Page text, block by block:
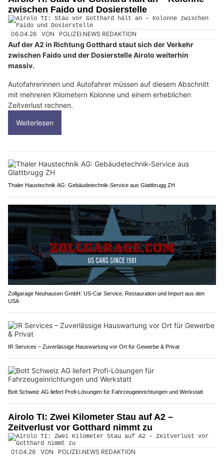
zwischen Faido und Dosierstelle
06.04.26 VON POLIZEI.NEWS REDAKTION
Auf der A2 in Richtung Gotthard staut sich der Verkehr
zwischen Faido und der Dosierstelle Airolo weiterhin
massiv.
Autofahrerinnen und Autofahrer müssen auf diesem Abschnitt
mit mehreren Kilometern Kolonne und einem erheblichen
Zeitverlust rechnen.
Weiterlesen
Thaler Haustechnik AG: Gebäudetechnik-Service aus Glattbrugg ZH
Zollgarage Neuhausen GmbH: US-Car Service, Restauration und Import aus den
USA
IR Services – Zuverlässige Hauswartung vor Ort für Gewerbe & Privat
Bott Schweiz AG liefert Profi-Lösungen für Fahrzeugeinrichtungen und Werkstatt
Airolo TI: Zwei Kilometer Stau auf A2 –
Zeitverlust vor Gotthard nimmt zu
01.04.26 VON POLIZEI.NEWS REDAKTION